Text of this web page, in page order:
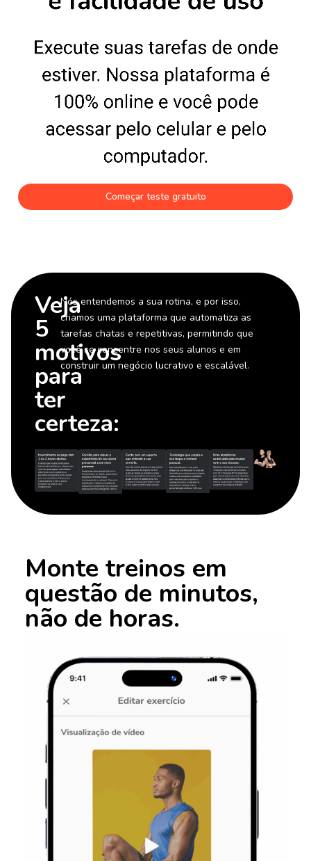
Começar teste gratuito
Veja
5
motivos
para
ter
certeza:
Nós entendemos a sua rotina, e por isso,
criamos uma plataforma que automatiza as
tarefas chatas e repetitivas, permitindo que
você se concentre nos seus alunos e em
construir um negócio lucrativo e escalável.
Monte treinos em
questão de minutos,
não de horas.